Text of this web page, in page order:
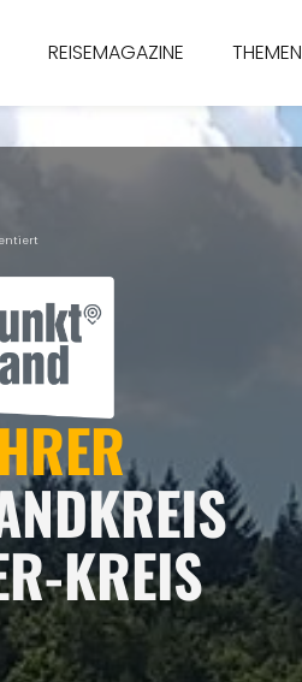
REISEMAGAZINE THEMEN
KREIS